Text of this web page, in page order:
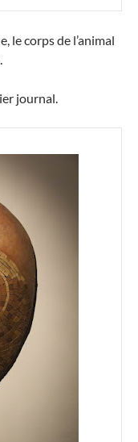
le corps de l’animal
journal.